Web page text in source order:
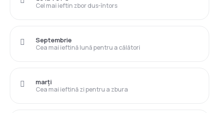
Cel mai ieftin zbor dus-întors
Cea mai ieftină lună pentru a călători
Septembrie
Cea mai ieftină zi pentru a zbura
marți